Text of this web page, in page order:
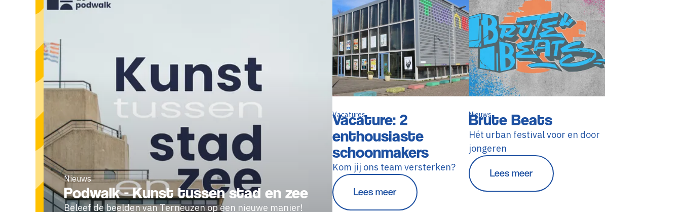
Nieuws
Podwalk - Kunst tussen stad en zee
Beleef de beelden van Terneuzen op een nieuwe manier!
Vacatures
Vacature: 2
enthousiaste
schoonmakers
Kom jij ons team versterken?
Lees meer
Nieuws
Brute Beats
Hét urban festival voor en door
jongeren
Lees meer